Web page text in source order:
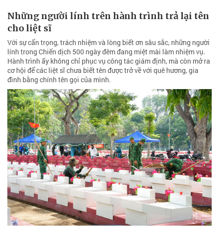
Những người lính trên hành trình trả lại tên
cho liệt sĩ
Với sự cẩn trọng, trách nhiệm và lòng biết ơn sâu sắc, những người
lính trong Chiến dịch 500 ngày đêm đang miệt mài làm nhiệm vụ.
Hành trình ấy không chỉ phục vụ công tác giám định, mà còn mở ra
cơ hội để các liệt sĩ chưa biết tên được trở về với quê hương, gia
đình bằng chính tên gọi của mình.